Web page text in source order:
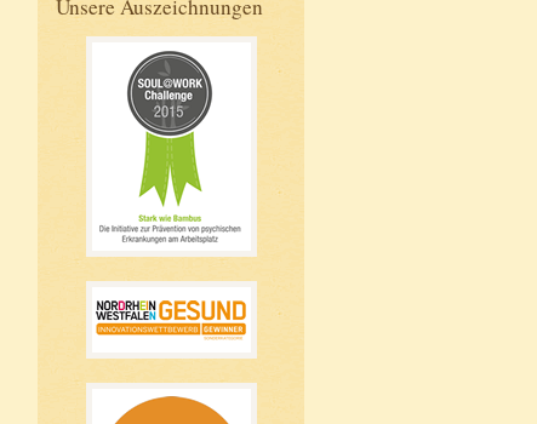
Unsere Auszeichnungen